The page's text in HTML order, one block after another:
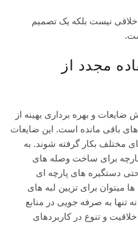
نیست بلکه یک تصمیم
مجدد از
و بهره برداری بهینه از
های باقی مانده است. این ضایعات
مختلف بکار گرفته شوند. به
برای ساخت وصله های
حتی دستگیره های پارچه ای
میتوان برای تزیین لبه های
تنها به صرفه جویی در منابع
و تنوع در کاربردهای